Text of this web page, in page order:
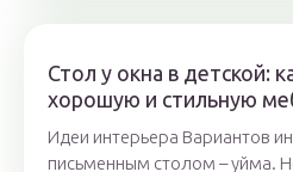
Стол у окна в детской:
хорошую и стильную
Идеи интерьера Вариантов
письменным столом – уйма.